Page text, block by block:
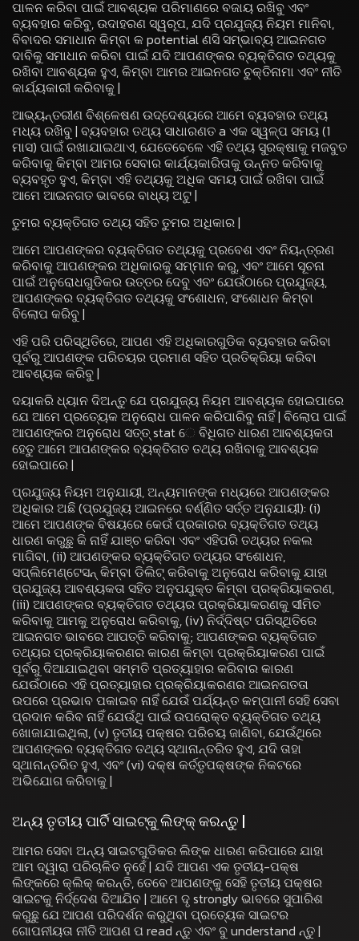
ପାଳନ କରିବା ପାଇଁ ଆବଶ୍ୟକ ପରିମାଣରେ ବଜାୟ ରଖିବୁ ଏବଂ
ବ୍ୟବହାର କରିବୁ, ଉଦାହରଣ ସ୍ୱରୂପ, ଯଦି ପ୍ରଯୁଜ୍ୟ ନିୟମ ମାନିବା,
ବିବାଦର ସମାଧାନ କିମ୍ବା କ potential ଣସି ସମ୍ଭାବ୍ୟ ଆଇନଗତ
ଦାବିକୁ ସମାଧାନ କରିବା ପାଇଁ ଯଦି ଆପଣଙ୍କର ବ୍ୟକ୍ତିଗତ ତଥ୍ୟକୁ
ରଖିବା ଆବଶ୍ୟକ ହୁଏ, କିମ୍ବା ଆମର ଆଇନଗତ ଚୁକ୍ତିନାମା ଏବଂ ନୀତି
କାର୍ଯ୍ୟକାରୀ କରିବାକୁ |
ଆଭ୍ୟନ୍ତରୀଣ ବିଶ୍ଳେଷଣ ଉଦ୍ଦେଶ୍ୟରେ ଆମେ ବ୍ୟବହାର ତଥ୍ୟ
ମଧ୍ୟ ରଖିବୁ | ବ୍ୟବହାର ତଥ୍ୟ ସାଧାରଣତ a ଏକ ସ୍ୱଳ୍ପ ସମୟ (1
ମାସ) ପାଇଁ ରଖାଯାଇଥାଏ, ଯେତେବେଳେ ଏହି ତଥ୍ୟ ସୁରକ୍ଷାକୁ ମଜବୁତ
କରିବାକୁ କିମ୍ବା ଆମର ସେବାର କାର୍ଯ୍ୟକାରିତାକୁ ଉନ୍ନତ କରିବାକୁ
ବ୍ୟବହୃତ ହୁଏ, କିମ୍ବା ଏହି ତଥ୍ୟକୁ ଅଧିକ ସମୟ ପାଇଁ ରଖିବା ପାଇଁ
ଆମେ ଆଇନଗତ ଭାବରେ ବାଧ୍ୟ ଅଟୁ |
ତୁମର ବ୍ୟକ୍ତିଗତ ତଥ୍ୟ ସହିତ ତୁମର ଅଧିକାର |
ଆମେ ଆପଣଙ୍କର ବ୍ୟକ୍ତିଗତ ତଥ୍ୟକୁ ପ୍ରବେଶ ଏବଂ ନିୟନ୍ତ୍ରଣ
କରିବାକୁ ଆପଣଙ୍କର ଅଧିକାରକୁ ସମ୍ମାନ କରୁ, ଏବଂ ଆମେ ସୂଚନା
ପାଇଁ ଅନୁରୋଧଗୁଡିକର ଉତ୍ତର ଦେବୁ ଏବଂ ଯେଉଁଠାରେ ପ୍ରଯୁଜ୍ୟ,
ଆପଣଙ୍କର ବ୍ୟକ୍ତିଗତ ତଥ୍ୟକୁ ସଂଶୋଧନ, ସଂଶୋଧନ କିମ୍ବା
ବିଲୋପ କରିବୁ |
ଏହି ପରି ପରିସ୍ଥିତିରେ, ଆପଣ ଏହି ଅଧିକାରଗୁଡିକ ବ୍ୟବହାର କରିବା
ପୂର୍ବରୁ ଆପଣଙ୍କ ପରିଚୟର ପ୍ରମାଣ ସହିତ ପ୍ରତିକ୍ରିୟା କରିବା
ଆବଶ୍ୟକ କରିବୁ |
ଦୟାକରି ଧ୍ୟାନ ଦିଅନ୍ତୁ ଯେ ପ୍ରଯୁଜ୍ୟ ନିୟମ ଆବଶ୍ୟକ ହୋଇପାରେ
ଯେ ଆମେ ପ୍ରତ୍ୟେକ ଅନୁରୋଧ ପାଳନ କରିପାରିବୁ ନାହିଁ | ବିଲୋପ ପାଇଁ
ଆପଣଙ୍କର ଅନୁରୋଧ ସତ୍ତ୍ stat େ ବିଧିଗତ ଧାରଣ ଆବଶ୍ୟକତା
ହେତୁ ଆମେ ଆପଣଙ୍କର ବ୍ୟକ୍ତିଗତ ତଥ୍ୟ ରଖିବାକୁ ଆବଶ୍ୟକ
ହୋଇପାରେ |
ପ୍ରଯୁଜ୍ୟ ନିୟମ ଅନୁଯାୟୀ, ଅନ୍ୟମାନଙ୍କ ମଧ୍ୟରେ ଆପଣଙ୍କର
ଅଧିକାର ଅଛି (ପ୍ରଯୁଜ୍ୟ ଆଇନରେ ବର୍ଣ୍ଣିତ ସର୍ତ୍ତ ଅନୁଯାୟୀ): (i)
ଆମେ ଆପଣଙ୍କ ବିଷୟରେ କେଉଁ ପ୍ରକାରର ବ୍ୟକ୍ତିଗତ ତଥ୍ୟ
ଧାରଣ କରୁଛୁ କି ନାହିଁ ଯାଞ୍ଚ କରିବା ଏବଂ ଏହିପରି ତଥ୍ୟର ନକଲ
ମାଗିବା, (ii) ଆପଣଙ୍କର ବ୍ୟକ୍ତିଗତ ତଥ୍ୟର ସଂଶୋଧନ,
ସପ୍ଲିମେଣ୍ଟେସନ୍ କିମ୍ବା ଡିଲିଟ୍ କରିବାକୁ ଅନୁରୋଧ କରିବାକୁ ଯାହା
ପ୍ରଯୁଜ୍ୟ ଆବଶ୍ୟକତା ସହିତ ଅନୁପଯୁକ୍ତ କିମ୍ବା ପ୍ରକ୍ରିୟାକରଣ,
(iii) ଆପଣଙ୍କର ବ୍ୟକ୍ତିଗତ ତଥ୍ୟର ପ୍ରକ୍ରିୟାକରଣକୁ ସୀମିତ
କରିବାକୁ ଆମକୁ ଅନୁରୋଧ କରିବାକୁ, (iv) ନିର୍ଦ୍ଦିଷ୍ଟ ପରିସ୍ଥିତିରେ
ଆଇନଗତ ଭାବରେ ଆପତ୍ତି କରିବାକୁ; ଆପଣଙ୍କର ବ୍ୟକ୍ତିଗତ
ତଥ୍ୟର ପ୍ରକ୍ରିୟାକରଣର କାରଣ କିମ୍ବା ପ୍ରକ୍ରିୟାକରଣ ପାଇଁ
ପୂର୍ବରୁ ଦିଆଯାଇଥିବା ସମ୍ମତି ପ୍ରତ୍ୟାହାର କରିବାର କାରଣ
ଯେଉଁଠାରେ ଏହି ପ୍ରତ୍ୟାହାର ପ୍ରକ୍ରିୟାକରଣର ଆଇନଗତତା
ଉପରେ ପ୍ରଭାବ ପକାଇବ ନାହିଁ ଯେଉଁ ପର୍ଯ୍ୟନ୍ତ କମ୍ପାନୀ ସେହି ସେବା
ପ୍ରଦାନ କରିବ ନାହିଁ ଯେଉଁଥି ପାଇଁ ଉପରୋକ୍ତ ବ୍ୟକ୍ତିଗତ ତଥ୍ୟ
ଖୋଜାଯାଇଥିଲା, (v) ତୃତୀୟ ପକ୍ଷର ପରିଚୟ ଜାଣିବା, ଯେଉଁଥିରେ
ଆପଣଙ୍କର ବ୍ୟକ୍ତିଗତ ତଥ୍ୟ ସ୍ଥାନାନ୍ତରିତ ହୁଏ, ଯଦି ତାହା
ସ୍ଥାନାନ୍ତରିତ ହୁଏ, ଏବଂ (vi) ଦକ୍ଷ କର୍ତ୍ତୃପକ୍ଷଙ୍କ ନିକଟରେ
ଅଭିଯୋଗ କରିବାକୁ |
ଅନ୍ୟ ତୃତୀୟ ପାର୍ଟି ସାଇଟ୍କୁ ଲିଙ୍କ୍ କରନ୍ତୁ |
ଆମର ସେବା ଅନ୍ୟ ସାଇଟଗୁଡିକର ଲିଙ୍କ ଧାରଣ କରିପାରେ ଯାହା
ଆମ ଦ୍ୱାରା ପରିଚାଳିତ ନୁହେଁ | ଯଦି ଆପଣ ଏକ ତୃତୀୟ-ପକ୍ଷ
ଲିଙ୍କରେ କ୍ଲିକ୍ କରନ୍ତି, ତେବେ ଆପଣଙ୍କୁ ସେହି ତୃତୀୟ ପକ୍ଷର
ସାଇଟକୁ ନିର୍ଦ୍ଦେଶ ଦିଆଯିବ | ଆମେ ଦୃ strongly ଭାବରେ ସୁପାରିଶ
କରୁଛୁ ଯେ ଆପଣ ପରିଦର୍ଶନ କରୁଥିବା ପ୍ରତ୍ୟେକ ସାଇଟର
ଗୋପନୀୟତା ନୀତି ଆପଣ ପ read ନ୍ତୁ ଏବଂ ବୁ understand ନ୍ତୁ |